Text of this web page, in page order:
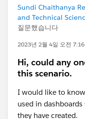
Sundi Chaithanya
and Technical
질문했습니다
2023년 2월 4일 오전 7:16
Hi, could any
this scenario.
I would like to
used in
they have created.